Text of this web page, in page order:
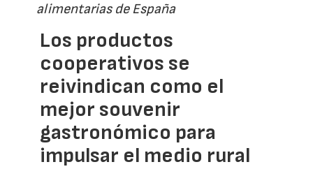
alimentarias de España
Los productos
cooperativos se
reivindican como el
mejor souvenir
gastronómico para
impulsar el medio rural